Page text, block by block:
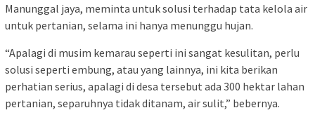
Manunggal jaya, meminta untuk solusi terhadap tata kelola air
untuk pertanian, selama ini hanya menunggu hujan.
“Apalagi di musim kemarau seperti ini sangat kesulitan, perlu
solusi seperti embung, atau yang lainnya, ini kita berikan
perhatian serius, apalagi di desa tersebut ada 300 hektar lahan
pertanian, separuhnya tidak ditanam, air sulit,” bebernya.